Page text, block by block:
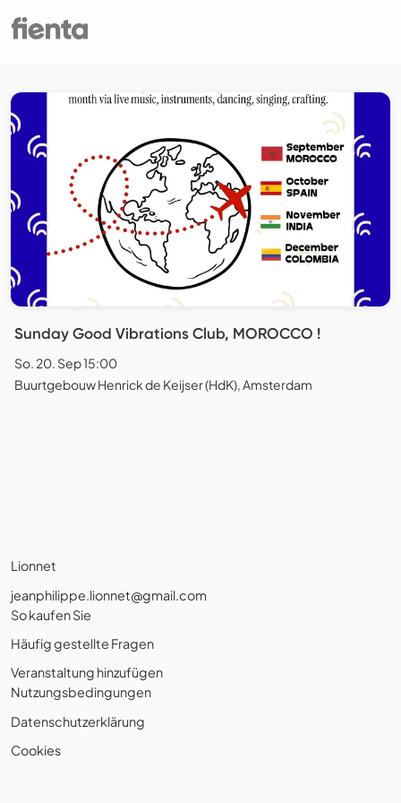
Sunday Good Vibrations Club, MOROCCO !
So. 20. Sep 15:00
Buurtgebouw Henrick de Keijser (HdK), Amsterdam
Lionnet
jeanphilippe.lionnet@gmail.com
So kaufen Sie
Häufig gestellte Fragen
Veranstaltung hinzufügen
Nutzungsbedingungen
Datenschutzerklärung
Cookies